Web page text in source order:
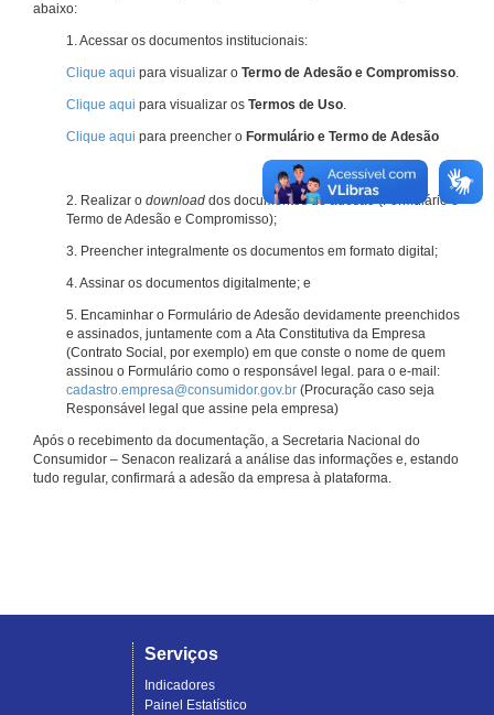
abaixo:
1. Acessar os documentos institucionais:
Clique aqui para visualizar o Termo de Adesão e Compromisso.
Clique aqui para visualizar os Termos de Uso.
Clique aqui para preencher o Formulário e Termo de Adesão
2. Realizar o download dos documentos de adesão (Formulário e
Termo de Adesão e Compromisso);
3. Preencher integralmente os documentos em formato digital;
4. Assinar os documentos digitalmente; e
5. Encaminhar o Formulário de Adesão devidamente preenchidos
e assinados, juntamente com a Ata Constitutiva da Empresa
(Contrato Social, por exemplo) em que conste o nome de quem
assinou o Formulário como o responsável legal. para o e-mail:
cadastro.empresa@consumidor.gov.br (Procuração caso seja
Responsável legal que assine pela empresa)
Após o recebimento da documentação, a Secretaria Nacional do
Consumidor – Senacon realizará a análise das informações e, estando
tudo regular, confirmará a adesão da empresa à plataforma.
Serviços
Indicadores
Painel Estatístico